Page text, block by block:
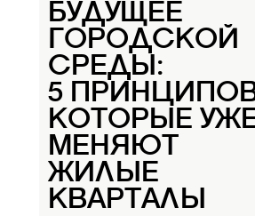
БУДУЩЕЕ
ГОРОДСКОЙ
СРЕДЫ:
5
КОТОРЫЕ
МЕНЯЮТ
ЖИЛЫЕ
КВАРТАЛЫ